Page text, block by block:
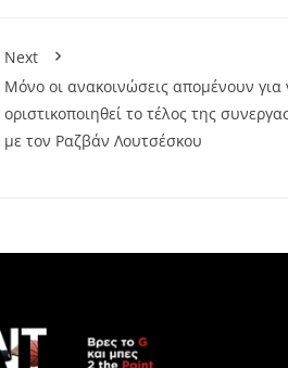
Next
Μόνο οι ανακοινώσεις απομένουν για
οριστικοποιηθεί το τέλος της
με τον Ραζβάν Λουτσέσκου